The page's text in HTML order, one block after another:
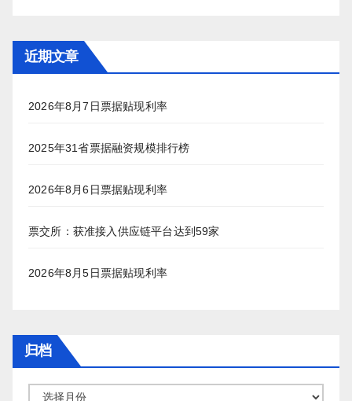
近期文章
2026年8月7日票据贴现利率
2025年31省票据融资规模排行榜
2026年8月6日票据贴现利率
票交所：获准接入供应链平台达到59家
2026年8月5日票据贴现利率
归档